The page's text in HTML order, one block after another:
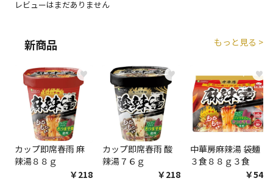
レビューはまだありません
新商品 もっと見る >
♥
カップ即席春雨 麻
辣湯８８ｇ
￥218
♥
カップ即席春雨 酸
辣湯７６ｇ
￥218
♥
中華房麻辣湯 袋麺
３食８８ｇ３食
￥548